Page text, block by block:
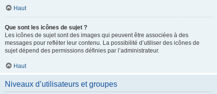
Haut
Que sont les icônes de sujet ?
Les icônes de sujet sont des images qui peuvent être associées à des
messages pour refléter leur contenu. La possibilité d’utiliser des icônes de
sujet dépend des permissions définies par l’administrateur.
Haut
Niveaux d’utilisateurs et groupes